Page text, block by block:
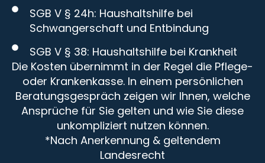
SGB V § 24h: Haushaltshilfe bei
Schwangerschaft und Entbindung
SGB V § 38: Haushaltshilfe bei Krankheit
Die Kosten übernimmt in der Regel die Pflege-
oder Krankenkasse. In einem persönlichen
Beratungsgespräch zeigen wir Ihnen, welche
Ansprüche für Sie gelten und wie Sie diese
unkompliziert nutzen können.
*Nach Anerkennung & geltendem
Landesrecht